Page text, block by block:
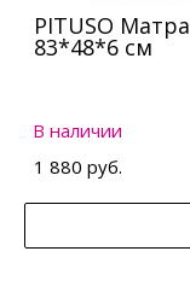
PITUSO
83*48*6 см
В наличии
1 880 руб.